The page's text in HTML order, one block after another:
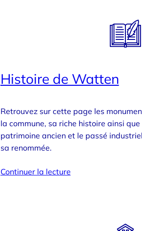
Histoire de Watten
Retrouvez sur cette page les
la commune, sa riche histoire ainsi que
patrimoine ancien et le passé
sa renommée.
Continuer la lecture